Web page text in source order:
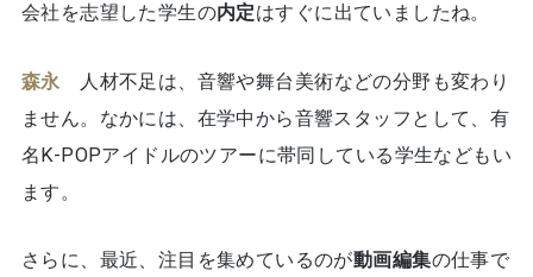
会社を志望した学生の内定はすぐに出ていましたね。
森永 人材不足は、音響や舞台美術などの分野も変わり
ません。なかには、在学中から音響スタッフとして、有
名K-POPアイドルのツアーに帯同している学生などもい
ます。
さらに、最近、注目を集めているのが動画編集の仕事で